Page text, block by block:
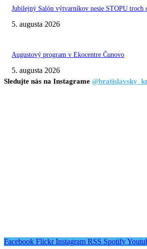
Jubilejný Salón výtvarníkov nesie STOPU troch
5. augusta 2026
Augustový program v Ekocentre Čunovo
5. augusta 2026
Sledujte nás na Instagrame
Facebook Flickr Instagram RSS Spotify